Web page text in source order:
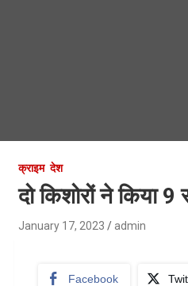
क्राइम देश
दो किशोरों ने किया 9
January 17, 2023 admin
Facebook